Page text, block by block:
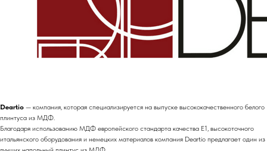
Deartio — компания, которая специализируется на выпуске высококачественного белого
плинтуса из МДФ.
Благодаря использованию МДФ европейского стандарта качества E1, высокоточного
итальянского оборудования и немецких материалов компания Deartio предлагает один из